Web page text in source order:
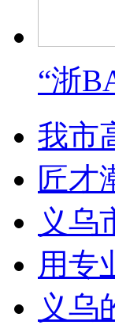
“浙
我市
匠才
义乌
用专
义乌